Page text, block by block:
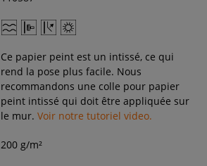
Ce papier peint est un intissé, ce qui
rend la pose plus facile. Nous
recommandons une colle pour papier
peint intissé qui doit être appliquée sur
le mur. Voir notre tutoriel video.
200 g/m²